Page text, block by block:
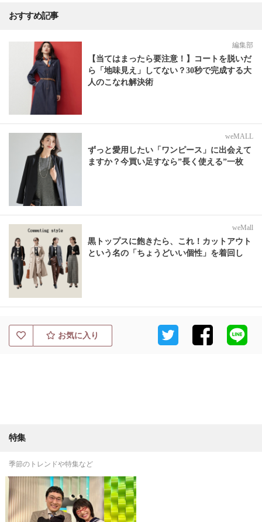
おすすめ記事
編集部
【当てはまったら要注意！】コートを脱いだ
ら「地味見え」してない？30秒で完成する大
人のこなれ解決術
weMALL
ずっと愛用したい「ワンピース」に出会えて
ますか？今買い足すなら”長く使える”一枚
weMall
黒トップスに飽きたら、これ！カットアウト
という名の「ちょうどいい個性」を着回し
お気に入り
特集
季節のトレンドや特集など